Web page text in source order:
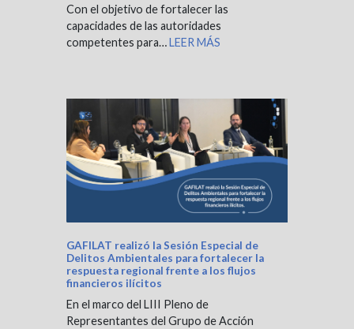
Con el objetivo de fortalecer las
capacidades de las autoridades
competentes para…LEER MÁS
GAFILAT realizó la Sesión Especial de
Delitos Ambientales para fortalecer la
respuesta regional frente a los flujos
financieros ilícitos
En el marco del LIII Pleno de
Representantes del Grupo de Acción